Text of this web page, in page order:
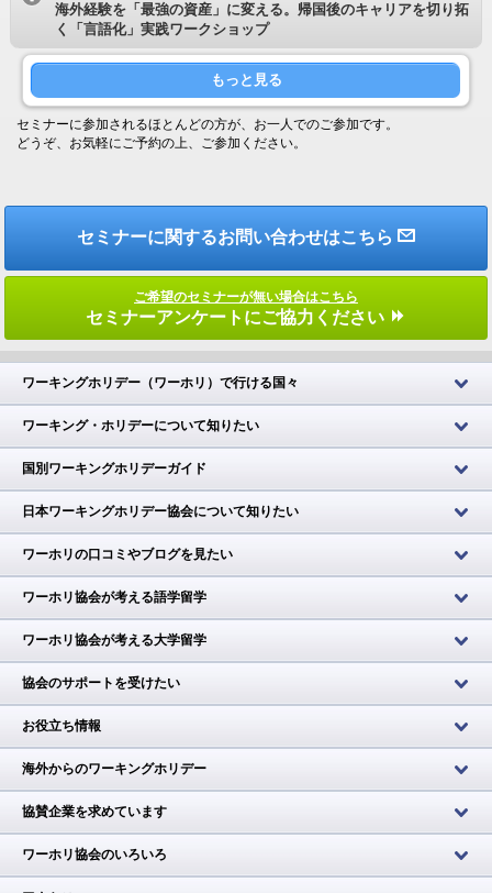
海外経験を「最強の資産」に変える。帰国後のキャリアを切り拓
く「言語化」実践ワークショップ
もっと見る
セミナーに参加されるほとんどの方が、お一人でのご参加です。
どうぞ、お気軽にご予約の上、ご参加ください。
セミナーに関するお問い合わせはこちら
ご希望のセミナーが無い場合はこちら
セミナーアンケートにご協力ください
ワーキングホリデー（ワーホリ）で行ける国々
ワーキング・ホリデーについて知りたい
国別ワーキングホリデーガイド
日本ワーキングホリデー協会について知りたい
ワーホリの口コミやブログを見たい
ワーホリ協会が考える語学留学
ワーホリ協会が考える大学留学
協会のサポートを受けたい
お役立ち情報
海外からのワーキングホリデー
協賛企業を求めています
ワーホリ協会のいろいろ